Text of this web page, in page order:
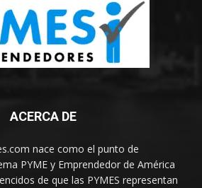
ACERCA DE
nace como el punto de
PYME y Emprendedor de América
de que las PYMES representan